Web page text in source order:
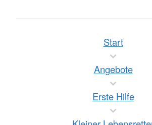
Start
Angebote
Erste Hilfe